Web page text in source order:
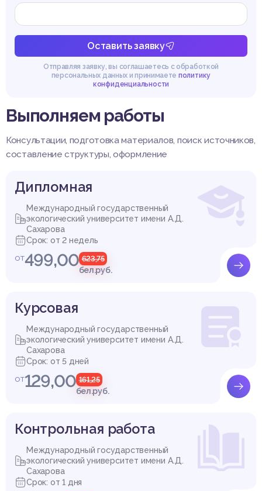
Оставить заявку
Отправляя заявку, вы соглашаетесь с обработкой
персональных данных и принимаете политику
конфиденциальности
Выполняем работы
Консультации, подготовка материалов, поиск источников,
составление структуры, оформление
Дипломная
Международный государственный
экологический университет имени А.Д.
Сахарова
Срок: от 2 недель
от499,00 623,75
бел.руб.
Курсовая
Международный государственный
экологический университет имени А.Д.
Сахарова
Срок: от 5 дней
от129,00 161,25
бел.руб.
Контрольная работа
Международный государственный
экологический университет имени А.Д.
Сахарова
Срок: от 1 дня